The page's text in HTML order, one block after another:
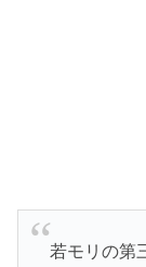
若モリの第